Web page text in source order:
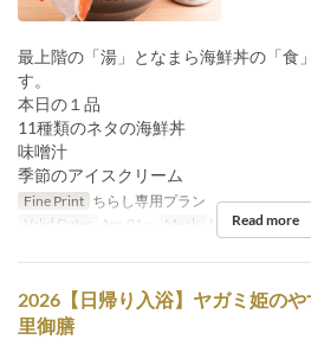
最上階の「湯」となまら海鮮丼の「食
す。
本日の１品
11種類のネタの海鮮丼
味噌汁
季節のアイスクリーム
Fine Print ちらし専用プラン
Valid Dates
Apr 01 ~ Meals LunchRead more
2026【日帰り入浴】ヤガミ姫の
里御膳